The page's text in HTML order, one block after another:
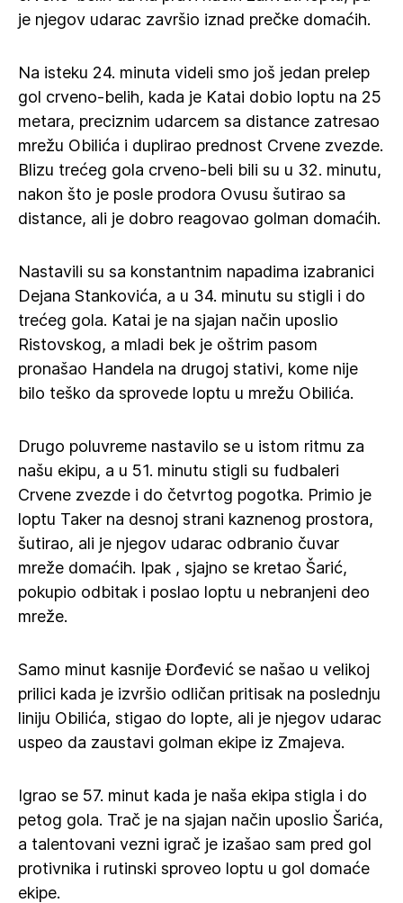
je njegov udarac završio iznad prečke domaćih.
Na isteku 24. minuta videli smo još jedan prelep
gol crveno-belih, kada je Katai dobio loptu na 25
metara, preciznim udarcem sa distance zatresao
mrežu Obilića i duplirao prednost Crvene zvezde.
Blizu trećeg gola crveno-beli bili su u 32. minutu,
nakon što je posle prodora Ovusu šutirao sa
distance, ali je dobro reagovao golman domaćih.
Nastavili su sa konstantnim napadima izabranici
Dejana Stankovića, a u 34. minutu su stigli i do
trećeg gola. Katai je na sjajan način uposlio
Ristovskog, a mladi bek je oštrim pasom
pronašao Handela na drugoj stativi, kome nije
bilo teško da sprovede loptu u mrežu Obilića.
Drugo poluvreme nastavilo se u istom ritmu za
našu ekipu, a u 51. minutu stigli su fudbaleri
Crvene zvezde i do četvrtog pogotka. Primio je
loptu Taker na desnoj strani kaznenog prostora,
šutirao, ali je njegov udarac odbranio čuvar
mreže domaćih. Ipak , sjajno se kretao Šarić,
pokupio odbitak i poslao loptu u nebranjeni deo
mreže.
Samo minut kasnije Đorđević se našao u velikoj
prilici kada je izvršio odličan pritisak na poslednju
liniju Obilića, stigao do lopte, ali je njegov udarac
uspeo da zaustavi golman ekipe iz Zmajeva.
Igrao se 57. minut kada je naša ekipa stigla i do
petog gola. Trač je na sjajan način uposlio Šarića,
a talentovani vezni igrač je izašao sam pred gol
protivnika i rutinski sproveo loptu u gol domaće
ekipe.